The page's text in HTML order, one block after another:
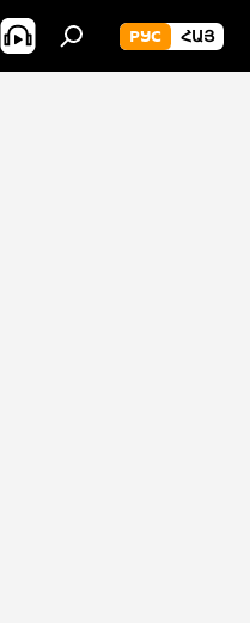
РУС ՀԱՅ